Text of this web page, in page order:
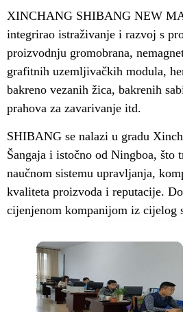
XINCHANG SHIBANG NEW
integrirao istraživanje i razvoj s
proizvodnju gromobrana,
grafitnih uzemljivačkih modula,
bakreno vezanih žica, bakrenih
prahova za zavarivanje itd.
SHIBANG se nalazi u gradu
Šangaja i istočno od Ningboa,
naučnom sistemu upravljanja,
kvaliteta proizvoda i reputacije.
cijenjenom kompanijom iz cijelog